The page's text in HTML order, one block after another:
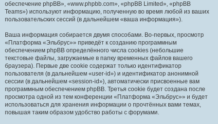
обеспечение phpBB», «www.phpbb.com», «phpBB Limited», «phpBB
Teams») используют информацию, полученную во время любой из ваших
пользовательских сессий (в дальнейшем «ваша информация»).
Ваша информация собирается двумя способами. Во-первых, просмотр
«Платформа «Эльбрус»» приведёт к созданию программным
обеспечением phpBB определённого числа cookies (небольшие
текстовые файлы, загружаемые в папку временных файлов вашего
браузера). Первые две cookie содержат только идентификатор
пользователя (в дальнейшем «user-id») и идентификатор анонимной
сессии (в дальнейшем «session-id»), автоматически присвоенные вам
программным обеспечением phpBB. Третья cookie будет создана после
просмотра одной из тем конференции «Платформа «Эльбрус»» и будет
использоваться для хранения информации о прочтённых вами темах,
повышая таким образом удобство работы с форумами.